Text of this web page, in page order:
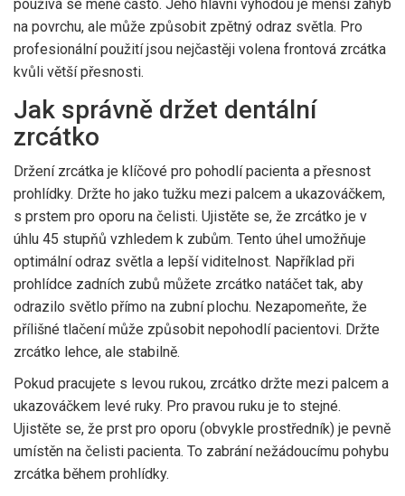
používá se méně často. Jeho hlavní výhodou je menší záhyb
na povrchu, ale může způsobit zpětný odraz světla. Pro
profesionální použití jsou nejčastěji volena frontová zrcátka
kvůli větší přesnosti.
Jak správně držet dentální
zrcátko
Držení zrcátka je klíčové pro pohodlí pacienta a přesnost
prohlídky. Držte ho jako tužku mezi palcem a ukazováčkem,
s prstem pro oporu na čelisti. Ujistěte se, že zrcátko je v
úhlu 45 stupňů vzhledem k zubům. Tento úhel umožňuje
optimální odraz světla a lepší viditelnost. Například při
prohlídce zadních zubů můžete zrcátko natáčet tak, aby
odrazilo světlo přímo na zubní plochu. Nezapomeňte, že
přílišné tlačení může způsobit nepohodlí pacientovi. Držte
zrcátko lehce, ale stabilně.
Pokud pracujete s levou rukou, zrcátko držte mezi palcem a
ukazováčkem levé ruky. Pro pravou ruku je to stejné.
Ujistěte se, že prst pro oporu (obvykle prostředník) je pevně
umístěn na čelisti pacienta. To zabrání nežádoucímu pohybu
zrcátka během prohlídky.